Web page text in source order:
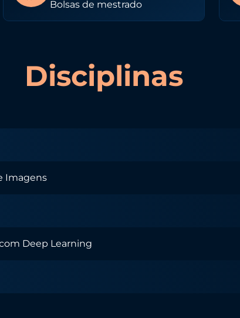
Bolsas de mestrado
Disciplinas
Imagens
Deep Learning